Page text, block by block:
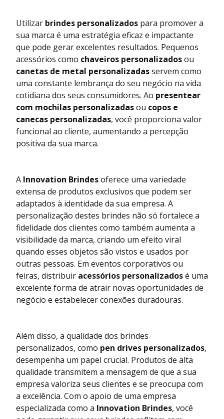
Utilizar brindes personalizados para promover a
sua marca é uma estratégia eficaz e impactante
que pode gerar excelentes resultados. Pequenos
acessórios como chaveiros personalizadosou
canetas de metal personalizadasservem como
uma constante lembrança do seu negócio na vida
cotidiana dos seus consumidores. Ao presentear
com mochilas personalizadasou copos e
canecas personalizadas, você proporciona valor
funcional ao cliente, aumentando a percepção
positiva da sua marca.
A Innovation Brindesoferece uma variedade
extensa de produtos exclusivos que podem ser
adaptados à identidade da sua empresa. A
personalização destes brindes não só fortalece a
fidelidade dos clientes como também aumenta a
visibilidade da marca, criando um efeito viral
quando esses objetos são vistos e usados por
outras pessoas. Em eventos corporativos ou
feiras, distribuir acessórios personalizadosé uma
excelente forma de atrair novas oportunidades de
negócio e estabelecer conexões duradouras.
Além disso, a qualidade dos brindes
personalizados, como pen drives personalizados,
desempenha um papel crucial. Produtos de alta
qualidade transmitem a mensagem de que a sua
empresa valoriza seus clientes e se preocupa com
a excelência. Com o apoio de uma empresa
especializada como a Innovation Brindes, você